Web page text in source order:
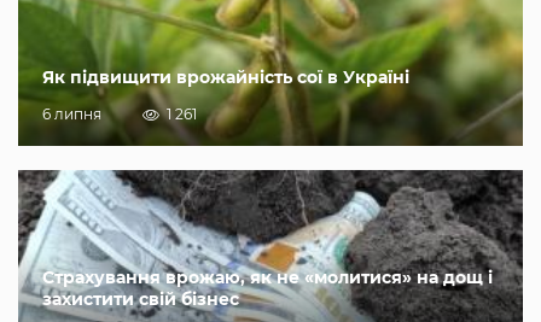
Як підвищити врожайність сої в Україні
6 липня 1 261
Страхування врожаю, як не «молитися» на дощ і
захистити свій бізнес